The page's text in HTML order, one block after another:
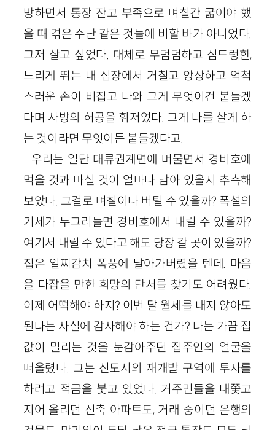
방하면서 통장 잔고 부족으로 며칠간 굶어야 했
을 때 겪은 수난 같은 것들에 비할 바가 아니었다.
그저 살고 싶었다. 대체로 무덤덤하고 심드렁한,
느리게 뛰는 내 심장에서 거칠고 앙상하고 억척
스러운 손이 비집고 나와 그게 무엇이건 붙들겠
다며 사방의 허공을 휘저었다. 그게 나를 살게 하
는 것이라면 무엇이든 붙들겠다고.
우리는 일단 대류권계면에 머물면서 경비호에
먹을 것과 마실 것이 얼마나 남아 있을지 추측해
보았다. 그걸로 며칠이나 버틸 수 있을까? 폭설의
기세가 누그러들면 경비호에서 내릴 수 있을까?
여기서 내릴 수 있다고 해도 당장 갈 곳이 있을까?
집은 일찌감치 폭풍에 날아가버렸을 텐데. 마음
을 다잡을 만한 희망의 단서를 찾기도 어려웠다.
이제 어떡해야 하지? 이번 달 월세를 내지 않아도
된다는 사실에 감사해야 하는 건가? 나는 가끔 집
값이 밀리는 것을 눈감아주던 집주인의 얼굴을
떠올렸다. 그는 신도시의 재개발 구역에 투자를
하려고 적금을 붓고 있었다. 거주민들을 내쫓고
지어 올리던 신축 아파트도, 거래 중이던 은행의